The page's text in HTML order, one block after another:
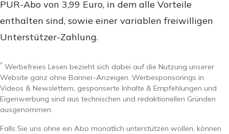
PUR-Abo von 3,99 Euro, in dem alle Vorteile
enthalten sind, sowie einer variablen freiwilligen
Unterstützer-Zahlung.
* Werbefreies Lesen bezieht sich dabei auf die Nutzung unserer
Website ganz ohne Banner-Anzeigen. Werbesponsorings in
Videos & Newslettern, gesponserte Inhalte & Empfehlungen und
Eigenwerbung sind aus technischen und redaktionellen Gründen
ausgenommen.
Falls Sie uns ohne ein Abo monatlich unterstützen wollen, können